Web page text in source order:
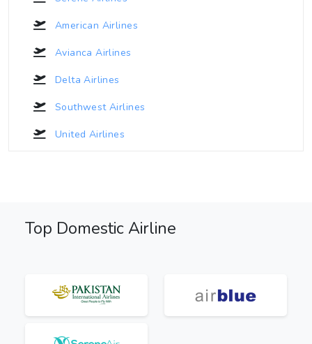
American Airlines
Avianca Airlines
Delta Airlines
Southwest Airlines
United Airlines
Top Domestic Airline